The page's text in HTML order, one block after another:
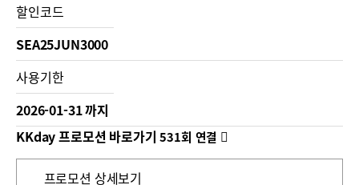
할인코드
SEA25JUN3000
사용기한
2026-01-31 까지
KKday 프로모션 바로가기531회 연결
프로모션 상세보기